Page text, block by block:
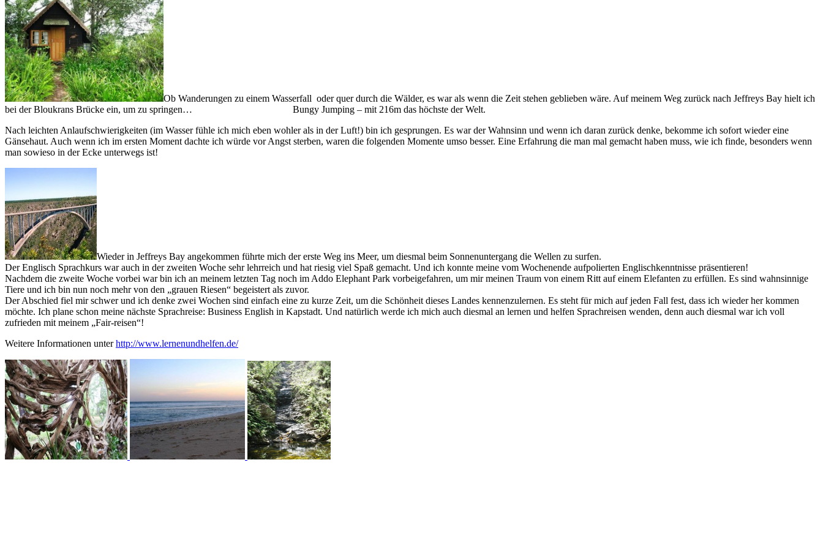
Ob Wanderungen zu einem Wasserfall oder quer durch die Wälder, es war als wenn die Zeit stehen geblieben wäre. Auf meinem Weg zurück nach Jeffreys Bay hielt ich
bei der Bloukrans Brücke ein, um zu springen… Bungy Jumping – mit 216m das höchste der Welt.
Nach leichten Anlaufschwierigkeiten (im Wasser fühle ich mich eben wohler als in der Luft!) bin ich gesprungen. Es war der Wahnsinn und wenn ich daran zurück denke, bekomme ich sofort wieder eine
Gänsehaut. Auch wenn ich im ersten Moment dachte ich würde vor Angst sterben, waren die folgenden Momente umso besser. Eine Erfahrung die man mal gemacht haben muss, wie ich finde, besonders wenn
man sowieso in der Ecke unterwegs ist!
Wieder in Jeffreys Bay angekommen führte mich der erste Weg ins Meer, um diesmal beim Sonnenuntergang die Wellen zu surfen.
Der Englisch Sprachkurs war auch in der zweiten Woche sehr lehrreich und hat riesig viel Spaß gemacht. Und ich konnte meine vom Wochenende aufpolierten Englischkenntnisse präsentieren!
Nachdem die zweite Woche vorbei war bin ich an meinem letzten Tag noch im Addo Elephant Park vorbeigefahren, um mir meinen Traum von einem Ritt auf einem Elefanten zu erfüllen. Es sind wahnsinnige
Tiere und ich bin nun noch mehr von den „grauen Riesen“ begeistert als zuvor.
Der Abschied fiel mir schwer und ich denke zwei Wochen sind einfach eine zu kurze Zeit, um die Schönheit dieses Landes kennenzulernen. Es steht für mich auf jeden Fall fest, dass ich wieder her kommen
möchte. Ich plane schon meine nächste Sprachreise: Business English in Kapstadt. Und natürlich werde ich mich auch diesmal an lernen und helfen Sprachreisen wenden, denn auch diesmal war ich voll
zufrieden mit meinem „Fair-reisen“!
Weitere Informationen unterhttp://www.lernenundhelfen.de/